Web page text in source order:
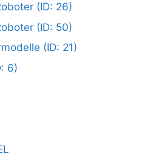
(ID: 26)
(ID: 50)
(ID: 21)
6)